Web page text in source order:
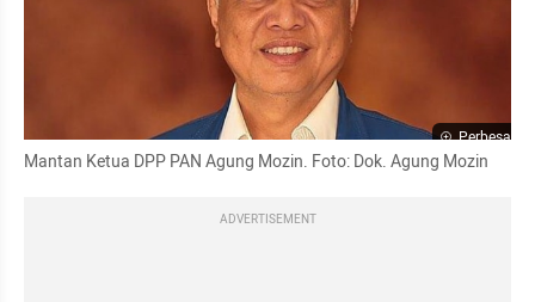
Perbesar
Mantan Ketua DPP PAN Agung Mozin. Foto: Dok. Agung Mozin
ADVERTISEMENT